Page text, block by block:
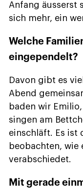
Anfang äusserst
sich mehr, ein
Welche
eingependelt?
Davon gibt es
Abend
baden wir
singen am
einschläft. Es ist
beobachten, wie
verabschiedet.
Mit gerade